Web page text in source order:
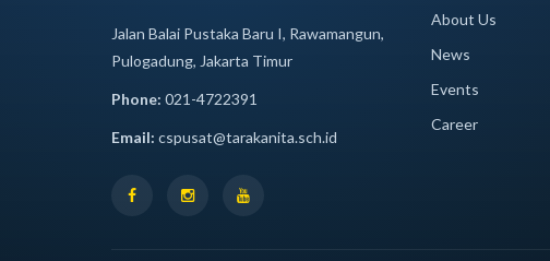
Jalan Balai Pustaka Baru I, Rawamangun,
Pulogadung, Jakarta Timur
Phone: 021-4722391
Email: cspusat@tarakanita.sch.id
About Us
News
Events
Career